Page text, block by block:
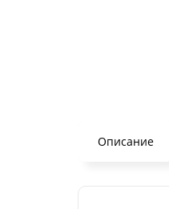
Описание